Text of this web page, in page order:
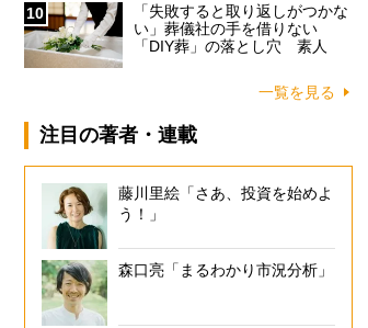
10
「失敗すると取り返しがつかな
い」葬儀社の手を借りない
「DIY葬」の落とし穴 素人
一覧を見る
注目の著者・連載
藤川里絵「さあ、投資を始めよ
う！」
森口亮「まるわかり市況分析」